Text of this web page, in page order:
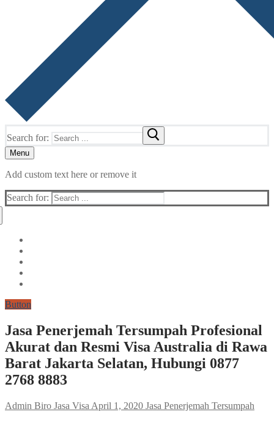
Search for:
Menu
Add custom text here or remove it
Search for:
Button
Jasa Penerjemah Tersumpah Profesional
Akurat dan Resmi Visa Australia di Rawa
Barat Jakarta Selatan, Hubungi 0877
2768 8883
Admin Biro Jasa Visa April 1, 2020 Jasa Penerjemah Tersumpah